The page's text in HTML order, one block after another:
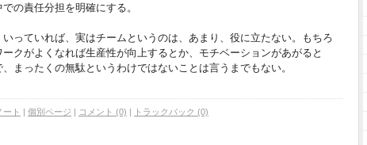
の責任分担を明確にする。
っていれば、実はチームというのは、あまり、役に立たない。もちろ
クがよくなれば生産性が向上するとか、モチベーションがあがると
まったくの無駄というわけではないことは言うまでもない。
ト 個別ページ コメント (0) トラックバック (0)